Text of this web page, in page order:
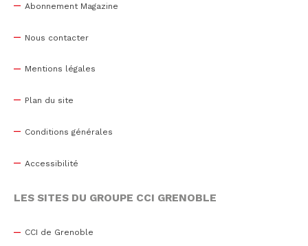
Abonnement Magazine
Nous contacter
Mentions légales
Plan du site
Conditions générales
Accessibilité
LES SITES DU GROUPE CCI GRENOBLE
CCI de Grenoble